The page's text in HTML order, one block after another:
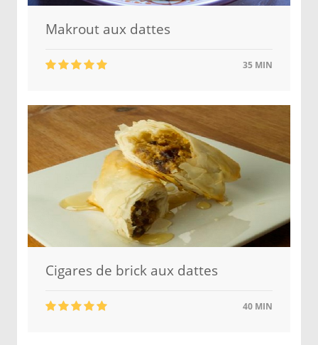
Makrout aux dattes
35 MIN
Cigares de brick aux dattes
40 MIN